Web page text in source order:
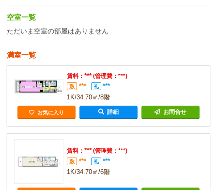
空室一覧
ただいま空室の部屋はありません
満室一覧
賃料： ***(管理費：***)
敷 *** 礼
***
1K/34.70㎡/8階
お気に入り 詳細 お問合せ
賃料： ***(管理費：***)
敷 *** 礼
***
1K/34.70㎡/6階